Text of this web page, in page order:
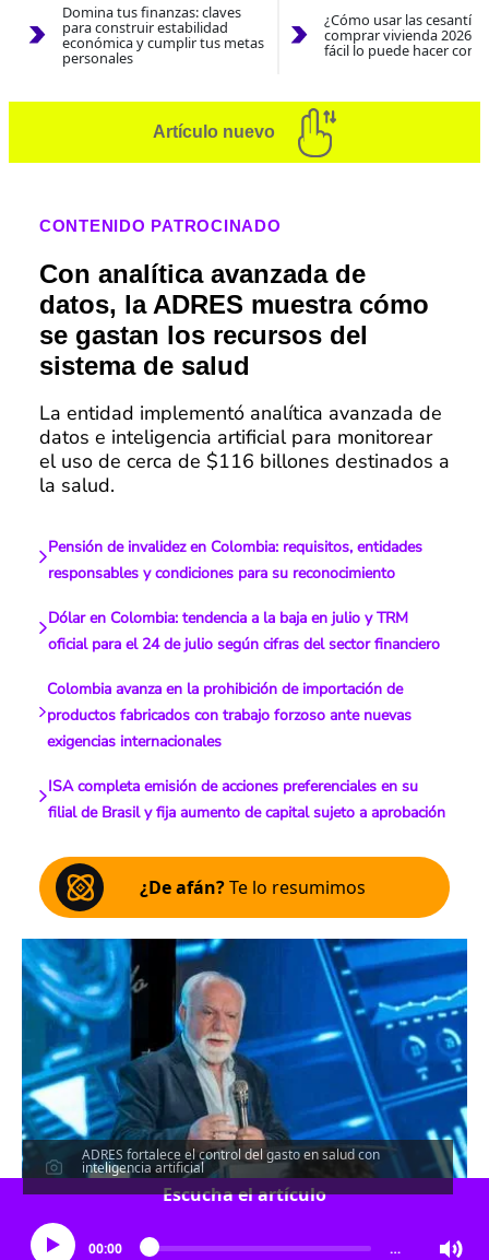
Domina tus finanzas: claves
para construir estabilidad
económica y cumplir tus metas
personales
¿Cómo usar las
comprar vivienda 2026?
fácil lo puede hacer con
Artículo nuevo
CONTENIDO PATROCINADO
Con analítica avanzada de
datos, la ADRES muestra cómo
se gastan los recursos del
sistema de salud
La entidad implementó analítica avanzada de
datos e inteligencia artificial para monitorear
el uso de cerca de $116 billones destinados a
la salud.
Pensión de invalidez en Colombia: requisitos, entidades
responsables y condiciones para su reconocimiento
Dólar en Colombia: tendencia a la baja en julio y TRM
oficial para el 24 de julio según cifras del sector financiero
Colombia avanza en la prohibición de importación de
productos fabricados con trabajo forzoso ante nuevas
exigencias internacionales
ISA completa emisión de acciones preferenciales en su
filial de Brasil y fija aumento de capital sujeto a aprobación
¿De afán?Te lo resumimos
ADRES fortalece el control del gasto en salud con
inteligencia artificial
Escucha el artículo
00:00 …